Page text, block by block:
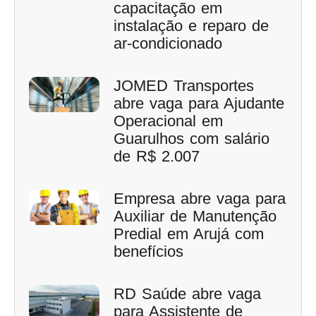
capacitação em
instalação e reparo de
ar-condicionado
JOMED Transportes
abre vaga para Ajudante
Operacional em
Guarulhos com salário
de R$ 2.007
Empresa abre vaga para
Auxiliar de Manutenção
Predial em Arujá com
benefícios
RD Saúde abre vaga
para Assistente de